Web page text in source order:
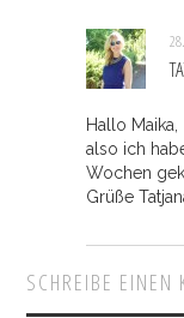
Hallo Maika,
also ich
Wochen
Grüße
SCHREIBE EINEN